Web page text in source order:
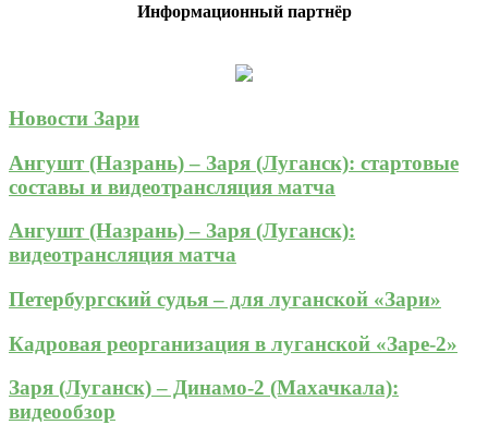
Информационный партнёр
Новости Зари
Ангушт (Назрань) – Заря (Луганск): стартовые
составы и видеотрансляция матча
Ангушт (Назрань) – Заря (Луганск):
видеотрансляция матча
Петербургский судья – для луганской «Зари»
Кадровая реорганизация в луганской «Заре-2»
Заря (Луганск) – Динамо-2 (Махачкала):
видеообзор